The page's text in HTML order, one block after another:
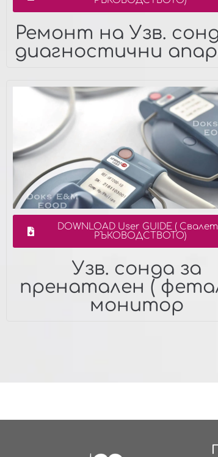
Ремонт на Узв.
диагностични
DOWNLOAD User GUIDE (
РЪКОВОДСТВОТО)
Узв. сонда за
пренатален (
монитор